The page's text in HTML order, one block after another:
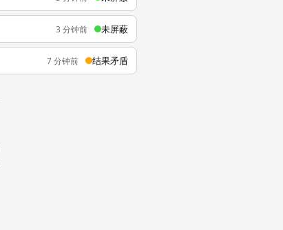
3 分钟前 未屏蔽
7 分钟前 结果矛盾